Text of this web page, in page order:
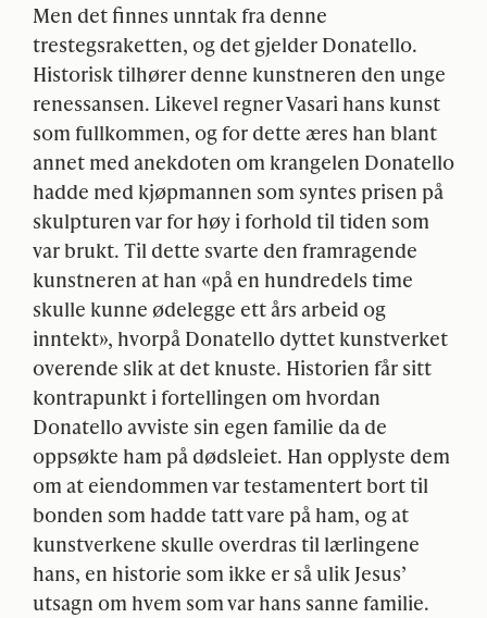
Men det finnes unntak fra denne
trestegsraketten, og det gjelder Donatello.
Historisk tilhører denne kunstneren den unge
renessansen. Likevel regner Vasari hans kunst
som fullkommen, og for dette æres han blant
annet med anekdoten om krangelen Donatello
hadde med kjøpmannen som syntes prisen på
skulpturen var for høy i forhold til tiden som
var brukt. Til dette svarte den framragende
kunstneren at han «på en hundredels time
skulle kunne ødelegge ett års arbeid og
inntekt», hvorpå Donatello dyttet kunstverket
overende slik at det knuste. Historien får sitt
kontrapunkt i fortellingen om hvordan
Donatello avviste sin egen familie da de
oppsøkte ham på dødsleiet. Han opplyste dem
om at eiendommen var testamentert bort til
bonden som hadde tatt vare på ham, og at
kunstverkene skulle overdras til lærlingene
hans, en historie som ikke er så ulik Jesus’
utsagn om hvem som var hans sanne familie.